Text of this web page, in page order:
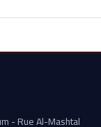
- Rue Al-Mashtal